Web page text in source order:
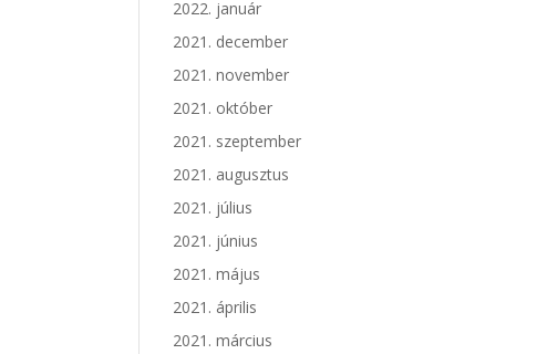
2022. január
2021. december
2021. november
2021. október
2021. szeptember
2021. augusztus
2021. július
2021. június
2021. május
2021. április
2021. március